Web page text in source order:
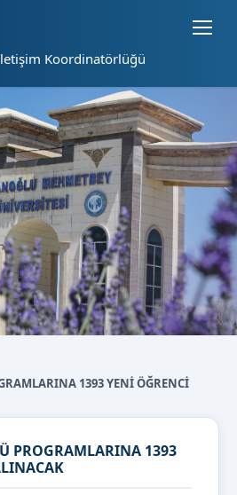
Koordinatörlüğü
1393 YENİ ÖĞRENCİ
PROGRAMLARINA 1393